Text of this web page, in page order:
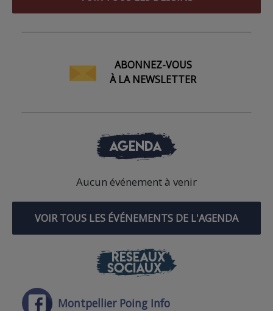
ABONNEZ-VOUS
À LA NEWSLETTER
AGENDA
Aucun événement à venir
VOIR TOUS LES ÉVÉNEMENTS DE L'AGENDA
RÉSEAUX
SOCIAUX
Montpellier Poing Info